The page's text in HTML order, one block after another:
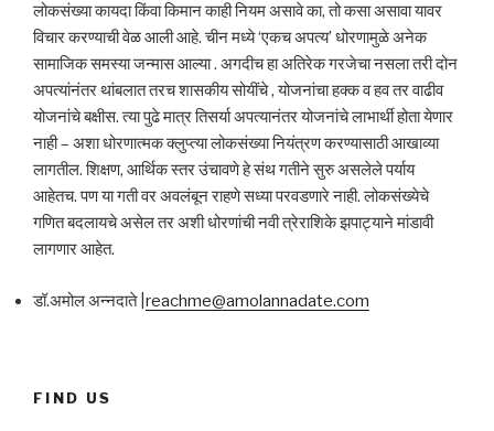
लोकसंख्या कायदा किंवा किमान काही नियम असावे का, तो कसा असावा यावर
विचार करण्याची वेळ आली आहे. चीन मध्ये ‘एकच अपत्य’ धोरणामुळे अनेक
सामाजिक समस्या जन्मास आल्या . अगदीच हा अतिरेक गरजेचा नसला तरी दोन
अपत्यांनंतर थांबलात तरच शासकीय सोयींचे , योजनांचा हक्क व हव तर वाढीव
योजनांचे बक्षीस. त्या पुढे मात्र तिसर्या अपत्यानंतर योजनांचे लाभार्थी होता येणार
नाही – अशा धोरणात्मक क्लुप्त्या लोकसंख्या नियंत्रण करण्यासाठी आखाव्या
लागतील. शिक्षण, आर्थिक स्तर उंचावणे हे संथ गतीने सुरु असलेले पर्याय
आहेतच. पण या गती वर अवलंबून राहणे सध्या परवडणारे नाही. लोकसंख्येचे
गणित बदलायचे असेल तर अशी धोरणांची नवी त्रेराशिके झपाट्याने मांडावी
लागणार आहेत.
डॉ.अमोल अन्नदाते | reachme@amolannadate.com
FIND US